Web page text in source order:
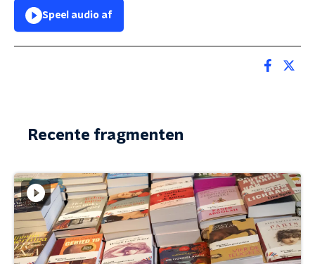
Speel audio af
Recente fragmenten